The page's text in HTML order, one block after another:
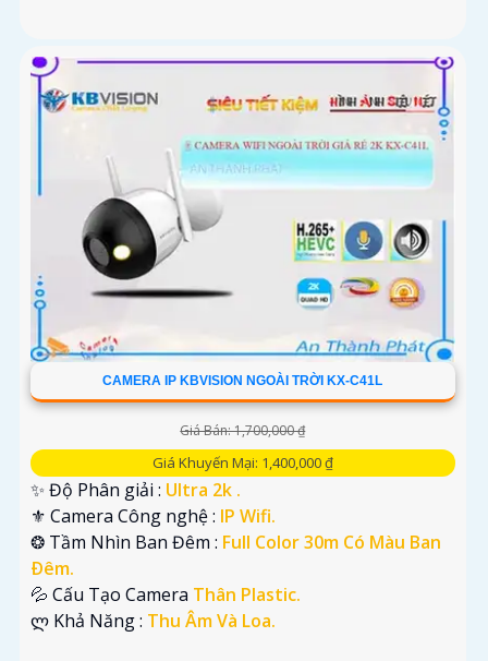
CAMERA IP KBVISION NGOÀI TRỜI KX-C41L
Giá Bán: 1,700,000 ₫
Giá Khuyến Mại: 1,400,000 ₫
✨ Độ Phân giải : Ultra 2k .
⚜️ Camera Công nghệ : IP Wifi.
❂ Tầm Nhìn Ban Đêm : Full Color 30m Có Màu Ban
Ðêm.
💦 Cấu Tạo Camera Thân Plastic.
️ლ Khả Năng : Thu Âm Và Loa.